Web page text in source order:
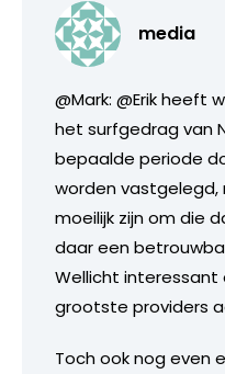
media
@Mark: @Erik heeft
het surfgedrag van
bepaalde periode
worden
moeilijk zijn om die
daar een
Wellicht interessant
grootste providers
Toch ook nog even